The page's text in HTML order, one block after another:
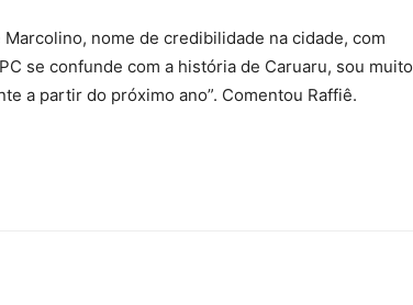
nome de credibilidade na cidade, com
se confunde com a história de Caruaru, sou muito
a partir do próximo ano”. Comentou Raffiê.